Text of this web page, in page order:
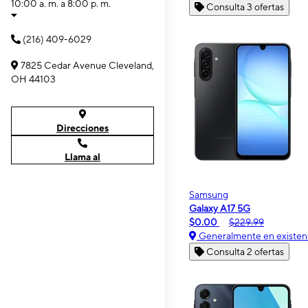
10:00 a. m. a 8:00 p. m.
(216) 409-6029
7825 Cedar Avenue Cleveland,
OH 44103
Direcciones
Llama al
Consulta 3 ofertas
Samsung
Galaxy A17 5G
$0.00
$229.99
Generalmente en
Consulta 2 ofertas